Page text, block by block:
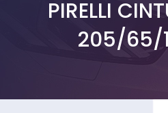
PIRELLI
205/65/